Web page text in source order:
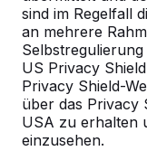
sind im Regelfall
an mehrere
US Privacy
Privacy Shield-
über das Privacy
USA zu erhalten
einzusehen.
Ovale
Beton
Sie können diese
Anthrazit-Beton